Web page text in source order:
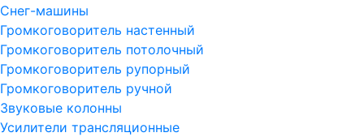
Снег-машины
Громкоговоритель настенный
Громкоговоритель потолочный
Громкоговоритель рупорный
Громкоговоритель ручной
Звуковые колонны
Усилители трансляционные